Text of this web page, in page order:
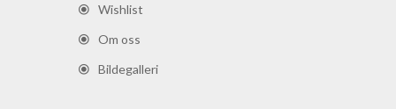
Wishlist
Om oss
Bildegalleri